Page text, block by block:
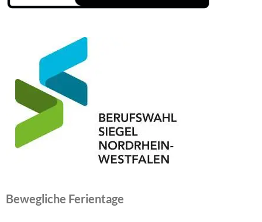
Bewegliche Ferientage